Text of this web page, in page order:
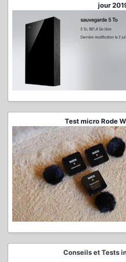
jour
Test micro Rode
Conseils et Tests